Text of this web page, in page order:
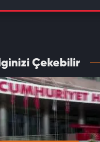
İlginizi Çekebilir